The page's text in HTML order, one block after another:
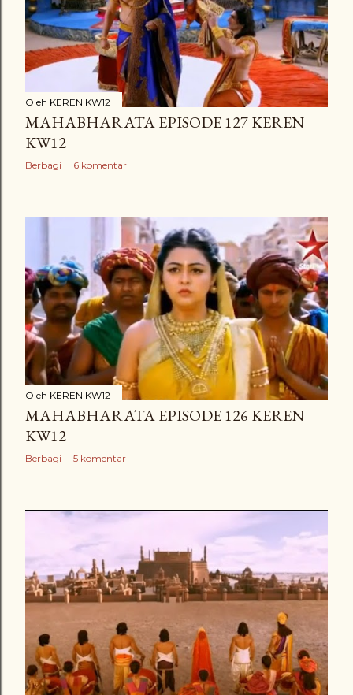
Oleh KEREN KW12
MAHABHARATA EPISODE 127 KEREN
KW12
Berbagi 6 komentar
Oleh KEREN KW12
MAHABHARATA EPISODE 126 KEREN
KW12
Berbagi 5 komentar